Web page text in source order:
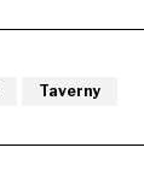
Taverny